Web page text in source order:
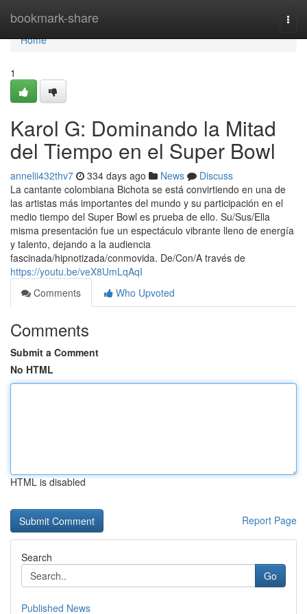
bookmark-share
Home
Home
1
Karol G: Dominando la Mitad
del Tiempo en el Super Bowl
annelii432thv7 334 days ago News
Discuss
La cantante colombiana Bichota se está convirtiendo en una de
las artistas más importantes del mundo y su participación en el
medio tiempo del Super Bowl es prueba de ello. Su/Sus/Ella
misma presentación fue un espectáculo vibrante lleno de energía
y talento, dejando a la audiencia
fascinada/hipnotizada/conmovida. De/Con/A través de
https://youtu.be/veX8UmLqAqI
Comments
Who Upvoted
Comments
Submit a Comment
No HTML
HTML is disabled
Report Page
Search
Go
Published News